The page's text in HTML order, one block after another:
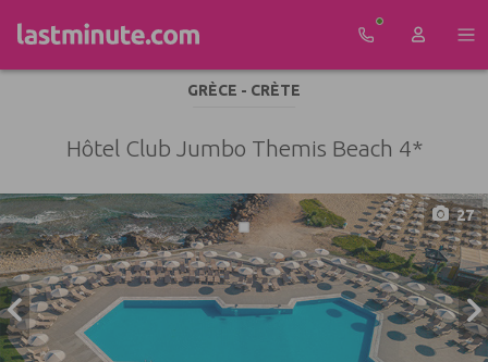
GRÈCE - CRÈTE
Hôtel Club Jumbo Themis Beach 4*
27